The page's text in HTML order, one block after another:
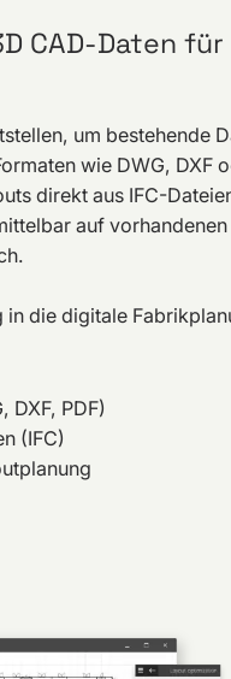
CAD-Daten für
um bestehende
wie DWG, DXF
direkt aus IFC-
auf
in die digitale
DXF, PDF)
(IFC)